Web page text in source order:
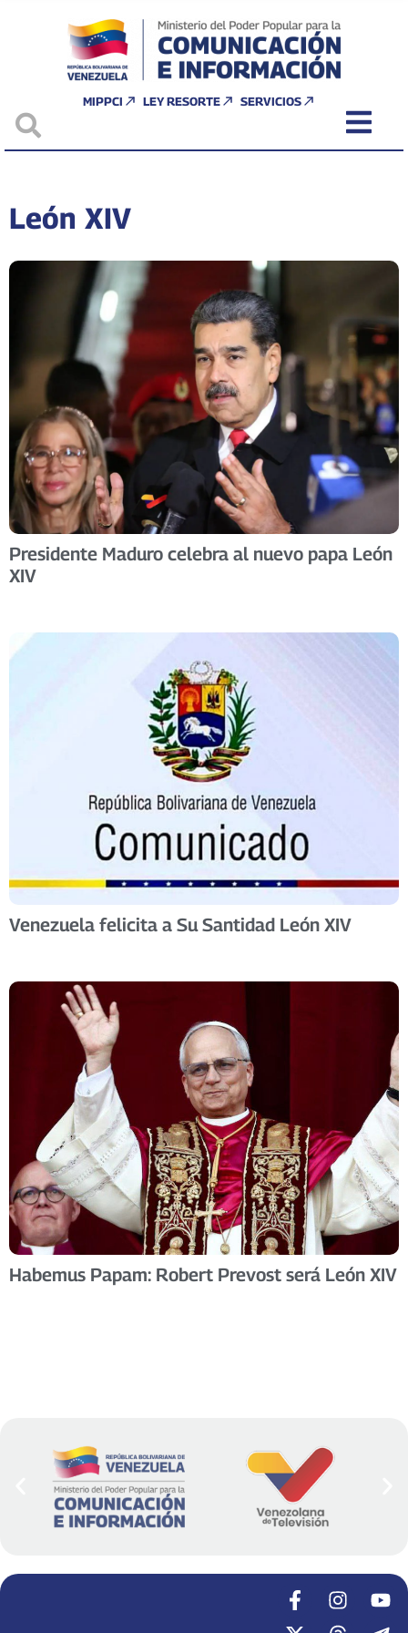
MIPPCI LEY RESORTE SERVICIOS
León XIV
Presidente Maduro celebra al nuevo papa León
XIV
Venezuela felicita a Su Santidad León XIV
Habemus Papam: Robert Prevost será León XIV